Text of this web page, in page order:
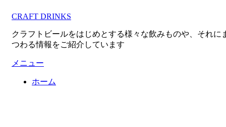
CRAFT DRINKS
クラフトビールをはじめとする様々な飲みものや、それに
つわる情報をご紹介しています
メニュー
ホーム